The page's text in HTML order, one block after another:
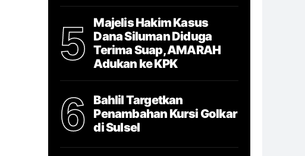
5
Majelis Hakim Kasus
Dana Siluman Diduga
Terima Suap, AMARAH
Adukan ke KPK
6
Bahlil Targetkan
Penambahan Kursi Golkar
di Sulsel